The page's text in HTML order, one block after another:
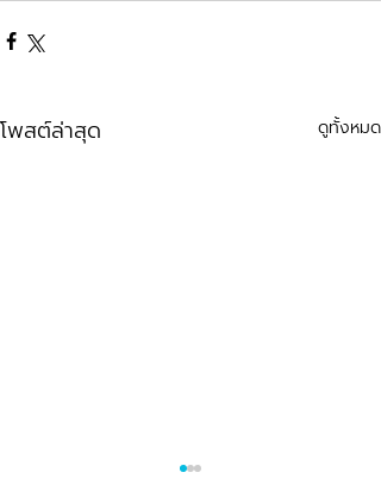
โพสต์ล่าสุด ดูทั้งหมด